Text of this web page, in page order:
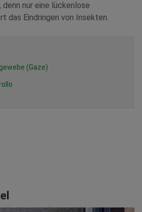
nur eine lückenlose
das Eindringen von Insekten.
(Gaze)